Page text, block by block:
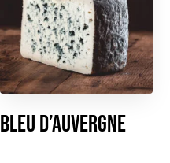
Bleu d’Auvergne